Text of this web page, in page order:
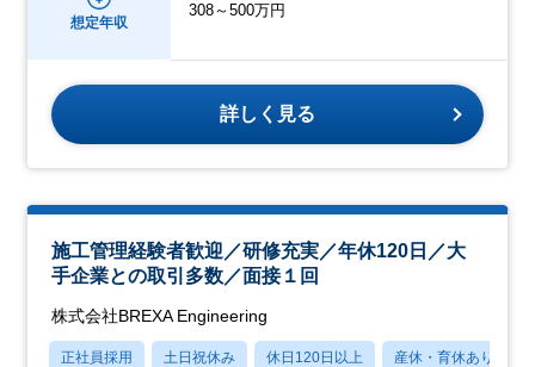
想定年収
308～500万円
詳しく見る
施工管理経験者歓迎／研修充実／年休120日／大
手企業との取引多数／面接１回
株式会社BREXA Engineering
正社員採用 土日祝休み 休日120日以上 産休・育休あり